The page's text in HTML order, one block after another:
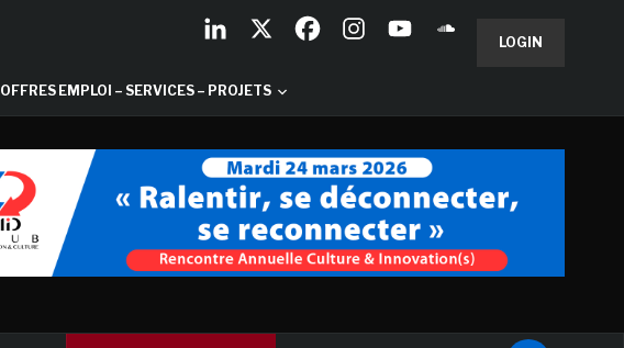
LOGIN
OFFRES EMPLOI – SERVICES – PROJETS